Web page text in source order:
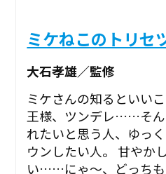
ミケねこのトリセ
大石孝雄／監修
ミケさんの知るといい
王様、ツンデレ……そん
れたいと思う人、ゆっ
ウンしたい人。 甘やか
い……にゃ～、どっちも